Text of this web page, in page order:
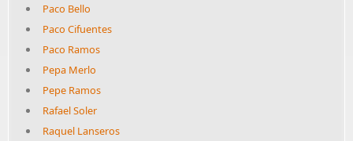
Paco Bello
Paco Cifuentes
Paco Ramos
Pepa Merlo
Pepe Ramos
Rafael Soler
Raquel Lanseros